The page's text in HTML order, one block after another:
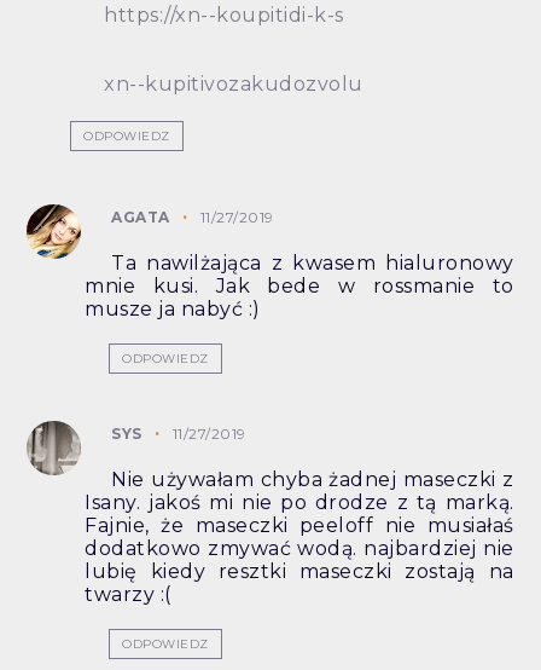
https://xn--koupitidi-k-s
xn--kupitivozakudozvolu
ODPOWIEDZ
AGATA 11/27/2019
Ta nawilżająca z kwasem hialuronowy
mnie kusi. Jak bede w rossmanie to
musze ja nabyć :)
ODPOWIEDZ
SYS 11/27/2019
Nie używałam chyba żadnej maseczki z
Isany. jakoś mi nie po drodze z tą marką.
Fajnie, że maseczki peeloff nie musiałaś
dodatkowo zmywać wodą. najbardziej nie
lubię kiedy resztki maseczki zostają na
twarzy :(
ODPOWIEDZ